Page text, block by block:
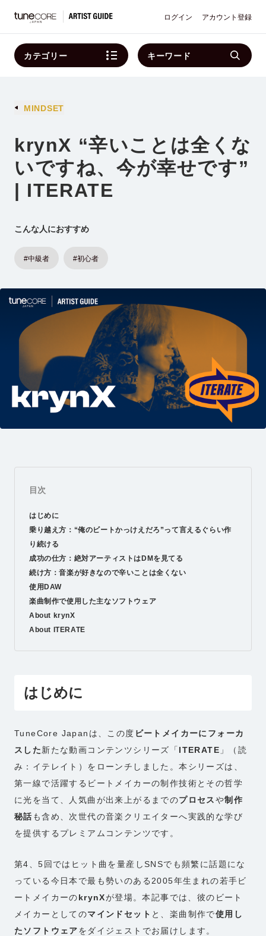
ログイン アカウント登録
カテゴリー キーワード
MINDSET
krynX “辛いことは全くな
いですね、今が幸せです”
| ITERATE
こんな人におすすめ
#中級者 #初心者
目次
はじめに
乗り越え方：“俺のビートかっけえだろ”って言えるぐらい作
り続ける
成功の仕方：絶対アーティストはDMを見てる
続け方：音楽が好きなので辛いことは全くない
使用DAW
楽曲制作で使用した主なソフトウェア
About krynX
About ITERATE
はじめに
TuneCore Japanは、この度 ビートメイカーにフォーカ
スした新たな動画コンテンツシリーズ「 ITERATE 」（読
み：イテレイト）をローンチしました。本シリーズは、
第一線で活躍するビートメイカーの制作技術とその哲学
に光を当て、人気曲が出来上がるまでのプロセスや制作
秘話も含め、次世代の音楽クリエイターへ実践的な学び
を提供するプレミアムコンテンツです。
第4、5回ではヒット曲を量産しSNSでも頻繁に話題にな
っている今日本で最も勢いのある2005年生まれの若手ビ
ートメイカーのkrynXが登場。本記事では、彼のビート
メイカーとしてのマインドセット と、楽曲制作で使用し
たソフトウェアをダイジェストでお届けします。